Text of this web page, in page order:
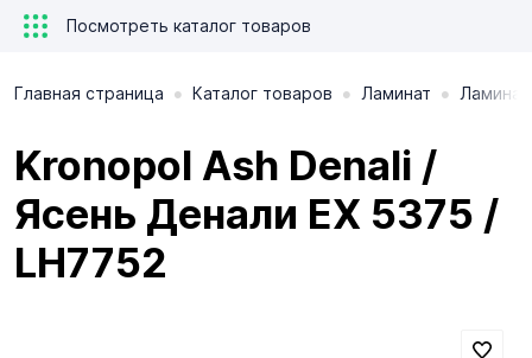
Посмотреть каталог товаров
Главная страница • Каталог товаров • Ламинат •
Kronopol Ash Denali /
Ясень Денали EX 5375 /
LH7752